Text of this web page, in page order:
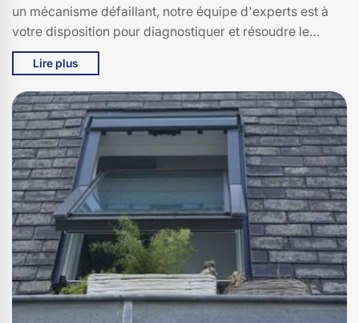
un mécanisme défaillant, notre équipe d'experts est à
votre disposition pour diagnostiquer et résoudre le
problème en un rien de temps. Nous utilisons des pièces
de rechange de haute qualité et des techniques
avancées pour garantir une réparation durable. Faites
confiance à Bati pro couverture pour redonner à votre
Velux toute son efficacité et son élégance. Nous nous
engageons à vous offrir un service personnalisé et à
respecter les délais, parce que votre satisfaction est
notre priorité. Contactez-nous dès aujourd'hui pour une
intervention rapide et professionnelle à Glenat, 15150.
Lire plus